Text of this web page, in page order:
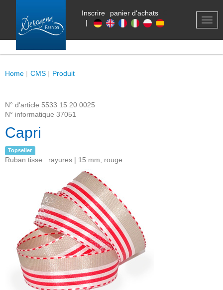
Inscrire
panier d'achats
|
Home CMS Produit
N° d'article 5533 15 20 0025
N° informatique 37051
Capri
Topseller
Ruban tisse rayures | 15 mm, rouge